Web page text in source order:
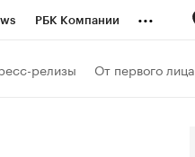
РБК Компании ...
релизы От первого лица